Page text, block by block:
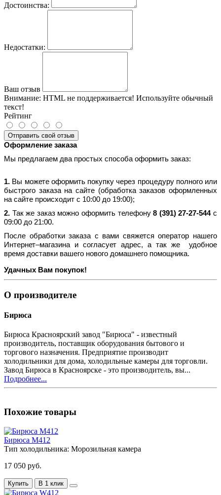
Достоинства:
Недостатки:
Ваш отзыв
Внимание: HTML не поддерживается! Используйте обычный
текст!
Рейтинг
Отправить свой отзыв
Оформление заказа
Мы предлагаем два простых способа оформить заказ:
1. Вы можете оформить покупку через процедуру полного или
быстрого заказа на сайте (обработка заказов оформленных
на сайте происходит с 10:00 до 19:00);
2. Так же заказ можно оформить телефону8 (391) 27-27-544с
09:00 до 21:00.
После обработки заказа с вами свяжется оператор нашего
Интернет–магазина и согласует адрес, а так же удобное
время доставки вашего нового домашнего помощника.
Удачных Вам покупок!
О производителе
Бирюса
Бирюса Красноярский завод "Бирюса" - известный
производитель, поставщик оборудования бытового и
торгового назначения. Предприятие производит
холодильники для дома, холодильные камеры для торговли.
Завод Бирюса в Красноярске - это производитель, вы...
Подробнее...
Похожие товары
Бирюса M412
Тип холодильника: Морозильная камера
17 050 руб.
Купить В 1 клик